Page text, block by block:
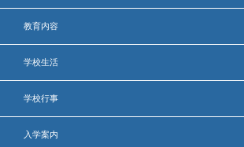
教育内容
学校生活
学校行事
入学案内